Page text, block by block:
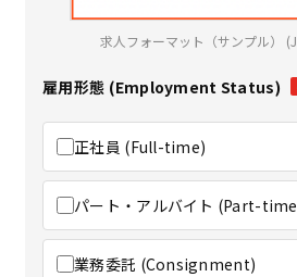
求人フォーマット（サンプル）
雇用形態 (Employment Status)
正社員 (Full-time)
パート・アルバイト (Part-
業務委託 (Consignment)